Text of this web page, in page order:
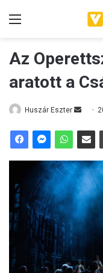
Az
aratott a
Huszár Eszter
n
a
n
e
m
a